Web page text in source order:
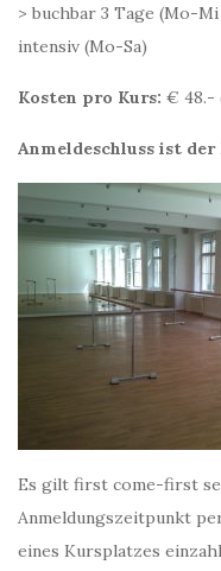
> buchbar 3 Tage (Mo-
intensiv (Mo-Sa)
Kosten pro Kurs: € 48.-
Anmeldeschluss ist der
Es gilt first come-first
Anmeldungszeitpunkt
eines Kursplatzes